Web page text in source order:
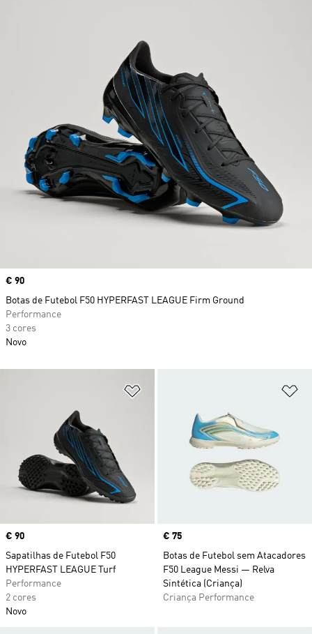
Price
€ 90
Sapatilhas de Futebol F50
HYPERFAST LEAGUE Turf
Performance
2 cores
Novo
Price
€ 75
Botas de Futebol sem Atacadores
F50 League Messi — Relva
Sintética (Criança)
Criança Performance
Price
€ 90
Botas de Futebol F50 HYPERFAST LEAGUE Firm Ground
Performance
3 cores
Novo